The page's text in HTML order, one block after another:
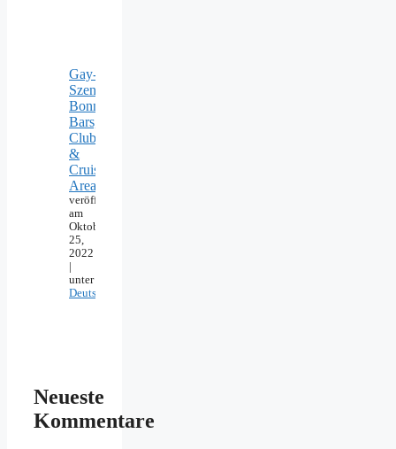
Gay-
Szene
Bonn:
Bars,
Clubs
&
Cruising
Areas
veröffentlicht
am
Oktober
25,
2022
unter
Deutschland
Neueste
Kommentare